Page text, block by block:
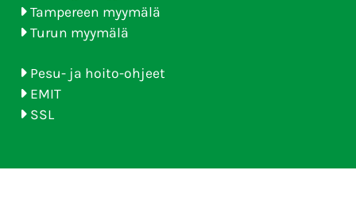
Tampereen myymälä
Turun myymälä
Pesu- ja hoito-ohjeet
EMIT
SSL